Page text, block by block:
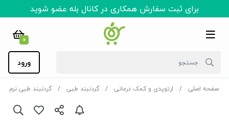
برای ثبت سفارش همکاری در کانال بله عضو شوید
0
ورود
صفحه اصلی ارتوپدی و کمک درمانی گردنبند طبی گردنبند طبی نرم